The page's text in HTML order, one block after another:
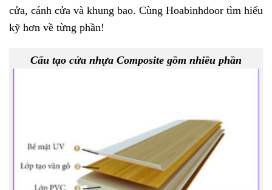
cửa, cánh cửa và khung bao. Cùng Hoabinhdoor tìm hiểu
kỹ hơn về từng phần!
Cấu tạo cửa nhựa Composite gồm nhiều phần